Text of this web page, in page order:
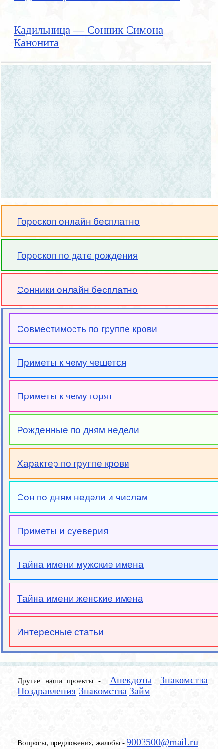
Кадильница — Сонник Симона
Канонита
Гороскоп онлайн бесплатно
Гороскоп по дате рождения
Сонники онлайн бесплатно
Совместимость по группе крови
Приметы к чему чешется
Приметы к чему горят
Рожденные по дням недели
Характер по группе крови
Сон по дням недели и числам
Приметы и суеверия
Тайна имени мужские имена
Тайна имени женские имена
Интересные статьи
Другие наши проекты - Анекдоты
Знакомства
Поздравления Знакомства Займ
Вопросы, предложения, жалобы - 9003500@mail.ru